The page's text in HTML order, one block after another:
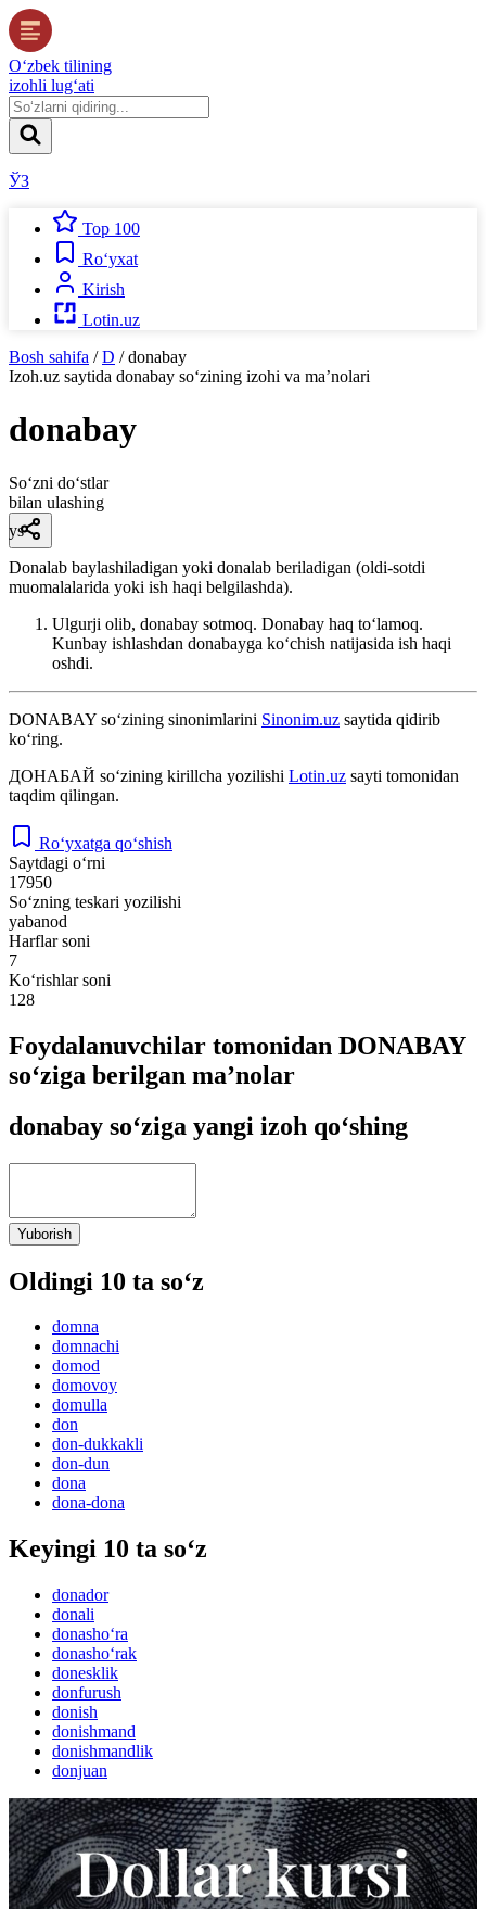
O‘zbek tilining
izohli lug‘ati
ЎЗ
Top 100
Ro‘yxat
Kirish
Lotin.uz
Bosh sahifa / D / donabay
Izoh.uz saytida donabay so‘zining izohi va ma’nolari
donabay
So‘zni do‘stlar
bilan ulashing
ys
Donalab baylashiladigan yoki donalab beriladigan (oldi-sotdi
muomalalarida yoki ish haqi belgilashda).
Ulgurji olib, donabay sotmoq. Donabay haq toʻlamoq.
Kunbay ishlashdan donabayga koʻchish natijasida ish haqi
oshdi.
DONABAY so‘zining sinonimlarini Sinonim.uz saytida qidirib
ko‘ring.
ДОНАБАЙ so‘zining kirillcha yozilishi Lotin.uz sayti tomonidan
taqdim qilingan.
Ro‘yxatga qo‘shish
Saytdagi o‘rni
17950
So‘zning teskari yozilishi
yabanod
Harflar soni
7
Ko‘rishlar soni
128
Foydalanuvchilar tomonidan DONABAY
so‘ziga berilgan ma’nolar
donabay so‘ziga yangi izoh qo‘shing
Yuborish
Oldingi 10 ta so‘z
domna
domnachi
domod
domovoy
domulla
don
don-dukkakli
don-dun
dona
dona-dona
Keyingi 10 ta so‘z
donador
donali
donasho‘ra
donasho‘rak
donesklik
donfurush
donish
donishmand
donishmandlik
donjuan